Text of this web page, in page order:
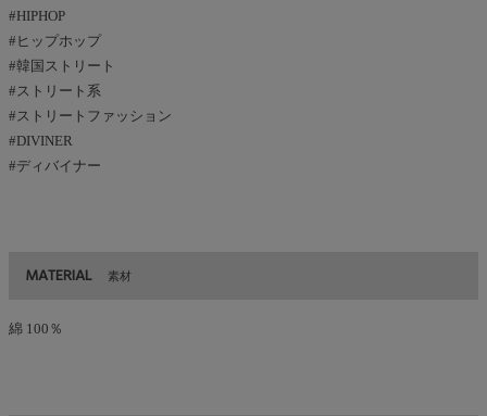
#HIPHOP
#ヒップホップ
#韓国ストリート
#ストリート系
#ストリートファッション
#DIVINER
#ディバイナー
MATERIAL 素材
綿 100％